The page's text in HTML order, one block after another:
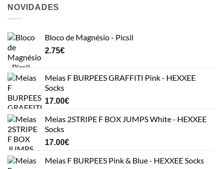
NOVIDADES
Bloco de Magnésio - Picsil
2.75€
Meias F BURPEES GRAFFITI Pink - HEXXEE
Socks
17.00€
Meias 2STRIPE F BOX JUMPS White - HEXXEE
Socks
17.00€
Meias F BURPEES Pink & Blue - HEXXEE Socks